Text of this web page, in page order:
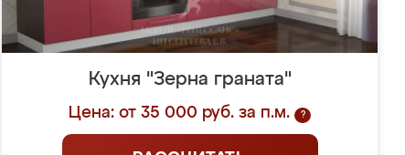
Кухня "Зерна граната"
Цена: от 35 000 руб. за п.м. ?